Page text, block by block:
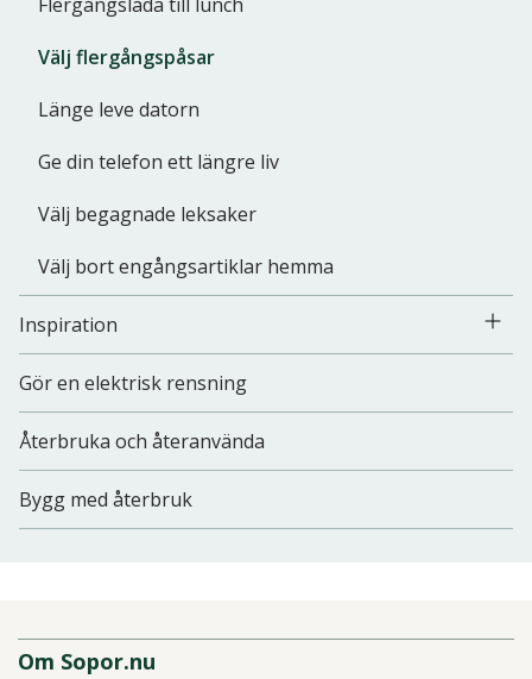
Välj flergångspåsar
Länge leve datorn
Ge din telefon ett längre liv
Välj begagnade leksaker
Välj bort engångsartiklar hemma
Inspiration
Gör en elektrisk rensning
Återbruka och återanvända
Bygg med återbruk
Om Sopor.nu